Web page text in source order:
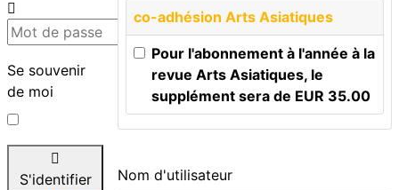
Se souvenir
de moi
S'identifier
co-adhésion Arts Asiatiques
Pour l'abonnement à l'année à la
revue Arts Asiatiques, le
supplément sera de EUR 35.00
Nom d'utilisateur